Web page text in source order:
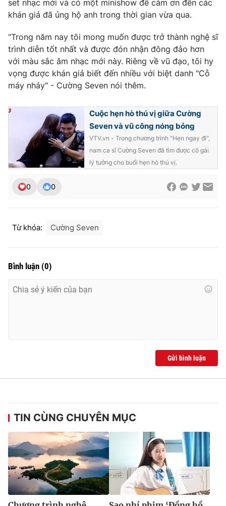
Ðiện thoại Thời báo VTV:024.66 897 897
Email: toasoan@vtv.vn
Liên hệ quảng cáo:024-7300.7108
thuận bằng văn bản. Ghi rõ nguồn VTV.vn khi phát hành lại
set nhạc mới và có một minishow để cảm ơn đến các
khán giả đã ủng hộ anh trong thời gian vừa qua.
"Trong năm nay tôi mong muốn được trở thành nghệ sĩ
trình diễn tốt nhất và được đón nhận đông đảo hơn
với màu sắc âm nhạc mới này. Riêng về vũ đạo, tôi hy
vọng được khán giả biết đến nhiều với biệt danh "Cỗ
máy nhảy" - Cường Seven nói thêm.
Cuộc hẹn hò thú vị giữa Cường
Seven và vũ công nóng bỏng
VTV.vn - Trong chương trình "Hẹn ngay đi",
nam ca sĩ Cường Seven đã tìm được cô gái
lý tưởng cho buổi hẹn hò thú vị.
0 0
Từ khóa: Cường Seven
Bình luận (0)
Gửi bình luận
TIN CÙNG CHUYÊN MỤC